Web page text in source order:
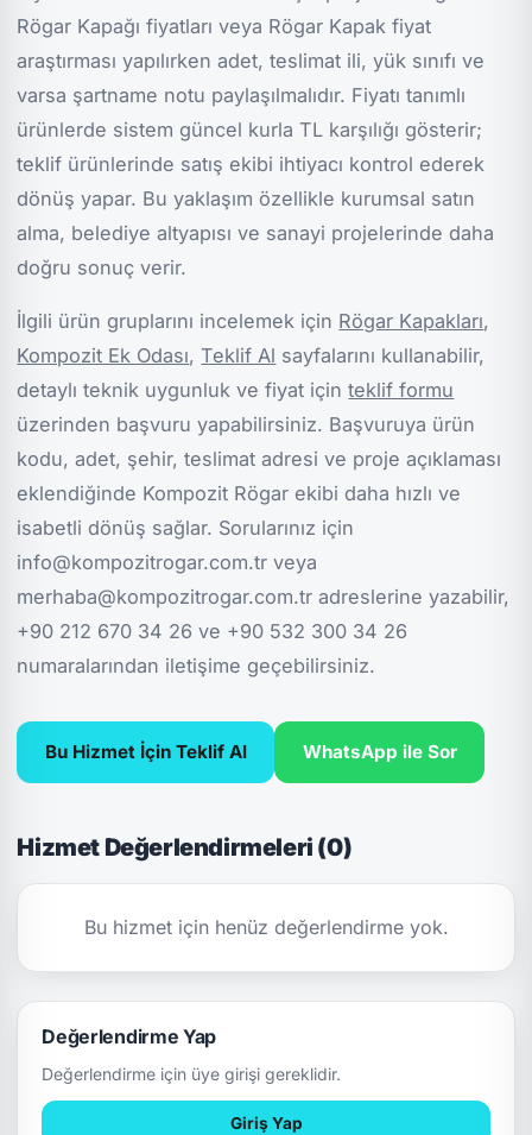
Rögar Kapağı fiyatları veya Rögar Kapak fiyat
araştırması yapılırken adet, teslimat ili, yük sınıfı ve
varsa şartname notu paylaşılmalıdır. Fiyatı tanımlı
ürünlerde sistem güncel kurla TL karşılığı gösterir;
teklif ürünlerinde satış ekibi ihtiyacı kontrol ederek
dönüş yapar. Bu yaklaşım özellikle kurumsal satın
alma, belediye altyapısı ve sanayi projelerinde daha
doğru sonuç verir.
İlgili ürün gruplarını incelemek için Rögar Kapakları,
Kompozit Ek Odası,Teklif Al sayfalarını kullanabilir,
detaylı teknik uygunluk ve fiyat içinteklif formu
üzerinden başvuru yapabilirsiniz. Başvuruya ürün
kodu, adet, şehir, teslimat adresi ve proje açıklaması
eklendiğinde Kompozit Rögar ekibi daha hızlı ve
isabetli dönüş sağlar. Sorularınız için
info@kompozitrogar.com.tr veya
merhaba@kompozitrogar.com.tr adreslerine yazabilir,
+90 212 670 34 26 ve +90 532 300 34 26
numaralarından iletişime geçebilirsiniz.
Bu Hizmet İçin Teklif Al WhatsApp ile Sor
Hizmet Değerlendirmeleri (0)
Bu hizmet için henüz değerlendirme yok.
Değerlendirme Yap
Değerlendirme için üye girişi gereklidir.
Giriş Yap